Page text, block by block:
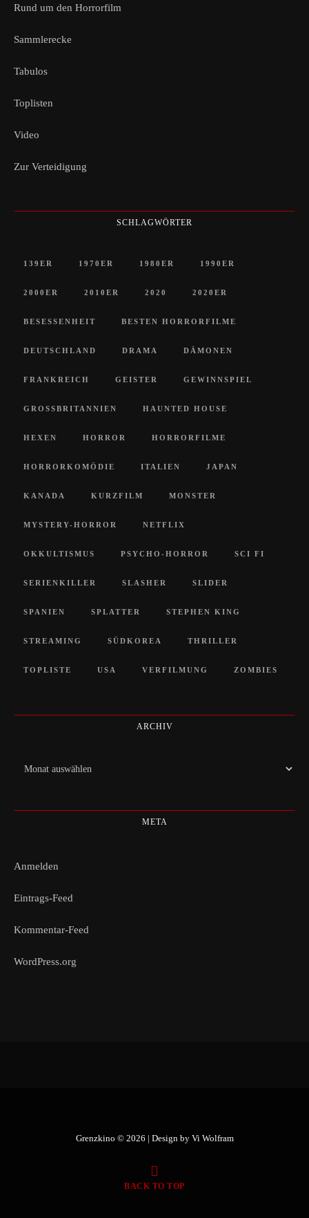
Rund um den Horrorfilm
Sammlerecke
Tabulos
Toplisten
Video
Zur Verteidigung
SCHLAGWÖRTER
139ER 1970ER 1980ER 1990ER
2000ER 2010ER 2020 2020ER
BESESSENHEIT BESTEN HORRORFILME
DEUTSCHLAND DRAMA DÄMONEN
FRANKREICH GEISTER GEWINNSPIEL
GROSSBRITANNIEN HAUNTED HOUSE
HEXEN HORROR HORRORFILME
HORRORKOMÖDIE ITALIEN JAPAN
KANADA KURZFILM MONSTER
MYSTERY-HORROR NETFLIX
OKKULTISMUS PSYCHO-HORROR SCI FI
SERIENKILLER SLASHER SLIDER
SPANIEN SPLATTER STEPHEN KING
STREAMING SÜDKOREA THRILLER
TOPLISTE USA VERFILMUNG ZOMBIES
ARCHIV
Archiv
META
Anmelden
Eintrags-Feed
Kommentar-Feed
WordPress.org
Grenzkino © 2026 | Design by Vi Wolfram
BACK TO TOP